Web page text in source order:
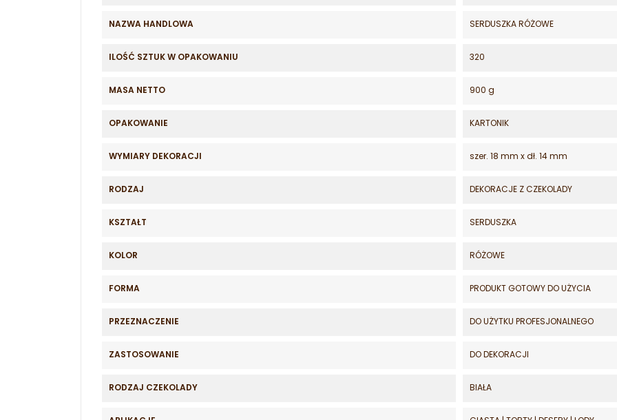
NAZWA HANDLOWA SERDUSZKA RÓŻOWE
ILOŚĆ SZTUK W OPAKOWANIU 320
MASA NETTO 900 g
OPAKOWANIE KARTONIK
WYMIARY DEKORACJI szer. 18 mm x dł. 14 mm
RODZAJ DEKORACJE Z CZEKOLADY
KSZTAŁT SERDUSZKA
KOLOR RÓŻOWE
FORMA PRODUKT GOTOWY DO UŻYCIA
PRZEZNACZENIE DO UŻYTKU PROFESJONALNEGO
ZASTOSOWANIE DO DEKORACJI
RODZAJ CZEKOLADY BIAŁA